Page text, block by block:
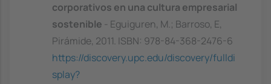
corporativos en una cultura empresarial
sostenible
- Eguiguren, M.; Barroso, E,
Pirámide, 2011. ISBN: 978-84-368-2476-6
https://discovery.upc.edu/discovery/fulldi
splay?